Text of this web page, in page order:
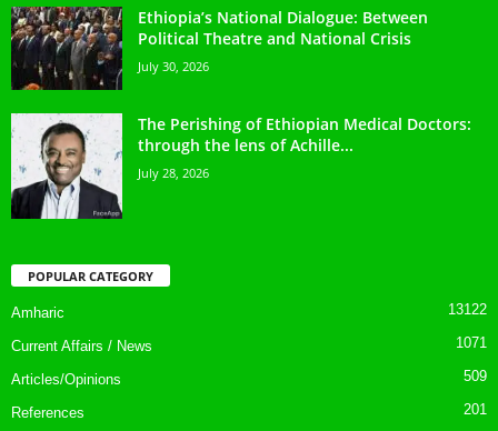
Ethiopia’s National Dialogue: Between
Political Theatre and National Crisis
July 30, 2026
The Perishing of Ethiopian Medical Doctors:
through the lens of Achille...
July 28, 2026
POPULAR CATEGORY
Amharic 13122
Current Affairs / News 1071
Articles/Opinions 509
References 201